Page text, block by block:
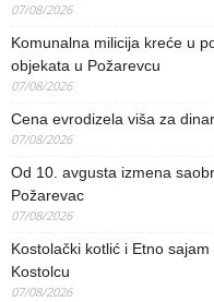
07/08/2026
Komunalna milicija kreće u
objekata u Požarevcu
07/08/2026
Cena evrodizela viša za
07/08/2026
Od 10. avgusta izmena
Požarevac
07/08/2026
Kostolački kotlić i Etno
Kostolcu
07/08/2026